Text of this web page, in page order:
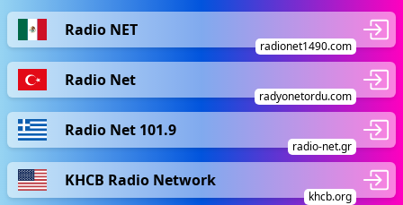
Radio NET
radionet1490.com
Radio Net
radyonetordu.com
Radio Net 101.9
radio-net.gr
KHCB Radio Network
khcb.org